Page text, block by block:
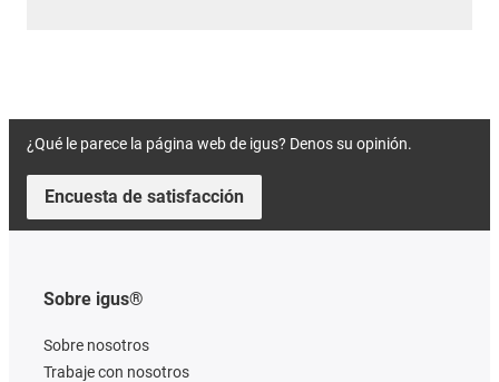
¿Qué le parece la página web de igus? Denos su opinión.
Encuesta de satisfacción
Sobre igus®
Sobre nosotros
Trabaje con nosotros